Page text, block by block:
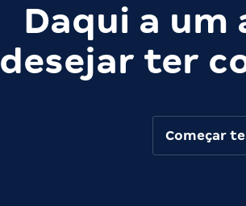
Daqui a um
desejar ter
Começar